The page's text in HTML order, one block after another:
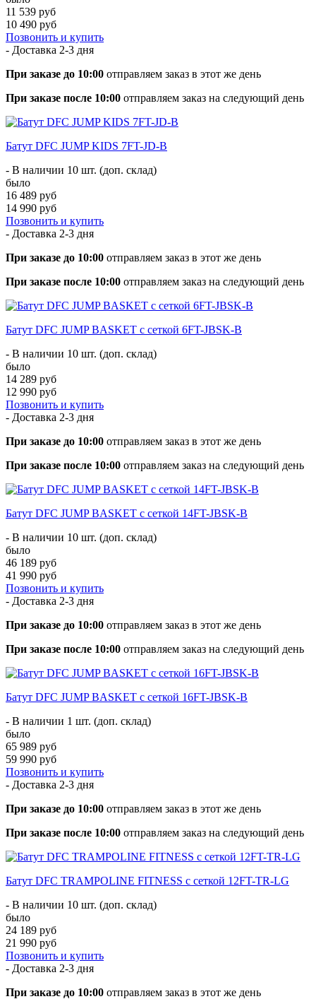
11 539 руб
10 490 руб
Позвонить и купить
- Доставка 2-3 дня
При заказе до 10:00 отправляем заказ в этот же день
При заказе после 10:00 отправляем заказ на следующий день
Батут DFC JUMP KIDS 7FT-JD-B
- В наличии 10 шт. (доп. склад)
было
16 489 руб
14 990 руб
Позвонить и купить
- Доставка 2-3 дня
При заказе до 10:00 отправляем заказ в этот же день
При заказе после 10:00 отправляем заказ на следующий день
Батут DFC JUMP BASKET с сеткой 6FT-JBSK-B
- В наличии 10 шт. (доп. склад)
было
14 289 руб
12 990 руб
Позвонить и купить
- Доставка 2-3 дня
При заказе до 10:00 отправляем заказ в этот же день
При заказе после 10:00 отправляем заказ на следующий день
Батут DFC JUMP BASKET с сеткой 14FT-JBSK-B
- В наличии 10 шт. (доп. склад)
было
46 189 руб
41 990 руб
Позвонить и купить
- Доставка 2-3 дня
При заказе до 10:00 отправляем заказ в этот же день
При заказе после 10:00 отправляем заказ на следующий день
Батут DFC JUMP BASKET с сеткой 16FT-JBSK-B
- В наличии 1 шт. (доп. склад)
было
65 989 руб
59 990 руб
Позвонить и купить
- Доставка 2-3 дня
При заказе до 10:00 отправляем заказ в этот же день
При заказе после 10:00 отправляем заказ на следующий день
Батут DFC TRAMPOLINE FITNESS с сеткой 12FT-TR-LG
- В наличии 10 шт. (доп. склад)
было
24 189 руб
21 990 руб
Позвонить и купить
- Доставка 2-3 дня
При заказе до 10:00 отправляем заказ в этот же день